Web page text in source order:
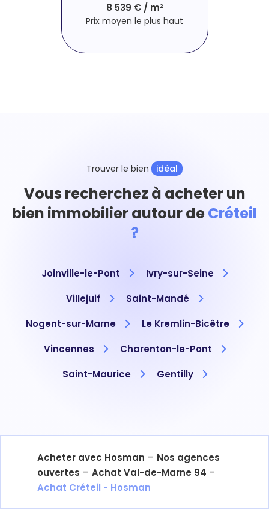
8 539 € / m²
Prix moyen le plus haut
Trouver le bien idéal
Vous recherchez à acheter un
bien immobilier autour deCréteil
?
Joinville-le-Pont
Ivry-sur-Seine
Villejuif
Saint-Mandé
Nogent-sur-Marne
Le Kremlin-Bicêtre
Vincennes
Charenton-le-Pont
Saint-Maurice
Gentilly
Acheter avec Hosman - Nos agences
ouvertes - Achat Val-de-Marne 94 -
Achat Créteil - Hosman